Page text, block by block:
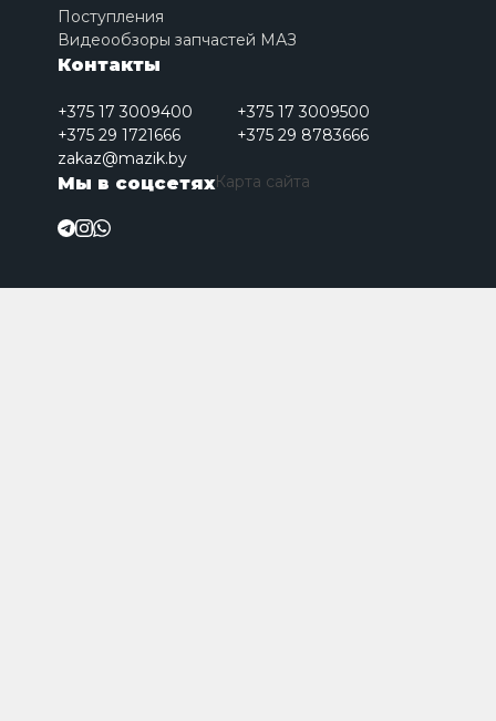
Поступления
Видеообзоры запчастей МАЗ
Контакты
+375 17 3009400
+375 17 3009500
+375 29 1721666
+375 29 8783666
zakaz@mazik.by
Мы в соцсетяхКарта сайта